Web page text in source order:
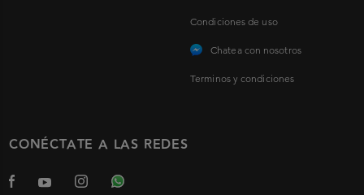
Condiciones de uso
Chatea con nosotros
Terminos y condiciones
CONÉCTATE A LAS REDES